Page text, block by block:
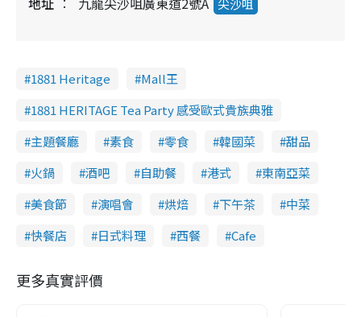
尖沙咀
1881 Heritage
Mall王
1881 HERITAGE Tea Party 感受歐式貴族典雅
主題餐廳
素食 零食 韓國菜
甜品
火鍋
酒吧 自助餐 港式
東南亞菜
美食節
演唱會 烘焙 下午茶
中菜
快餐店
日式料理 西餐 Cafe
更多真實評價